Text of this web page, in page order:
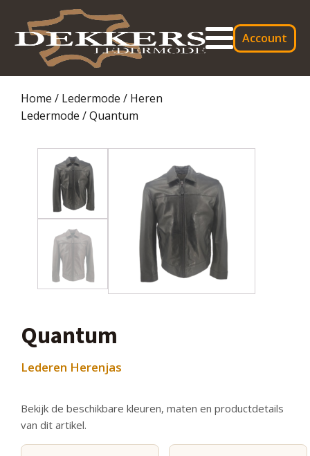
Account
Home / Ledermode / Heren
Ledermode / Quantum
Quantum
Lederen Herenjas
Bekijk de beschikbare kleuren, maten en productdetails
van dit artikel.